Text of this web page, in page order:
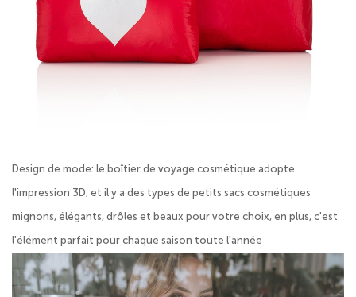
Design de mode: le boîtier de voyage cosmétique adopte
l'impression 3D, et il y a des types de petits sacs cosmétiques
mignons, élégants, drôles et beaux pour votre choix, en plus, c'est
l'élément parfait pour chaque saison toute l'année